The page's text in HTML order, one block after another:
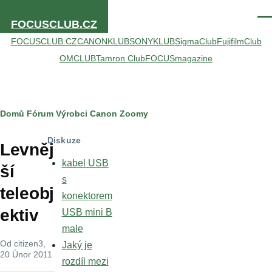
FOCUSCLUB.CZ
FOCUSCLUB.CZCANONKLUBSONYKLUBSigmaClubFujifilmClub
OMCLUBTamron ClubFOCUSmagazine
Drobečková
navigace
Domů Fórum Výrobci Canon Zoomy
Levněj
ší
teleobj
ektiv
Od citizen3
20 Únor 2011
Diskuze
kabel USB
s
konektorem
USB mini B
male
Jaký je
rozdíl mezi